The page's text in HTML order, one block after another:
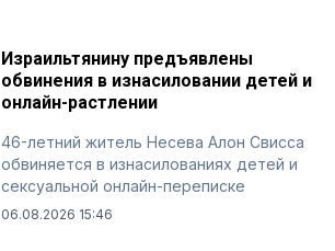
Израильтянину предъявлены
обвинения в изнасиловании детей и
онлайн-растлении
46-летний житель Несева Алон Свисса
обвиняется в изнасилованиях детей и
сексуальной онлайн-переписке
06.08.2026 15:46